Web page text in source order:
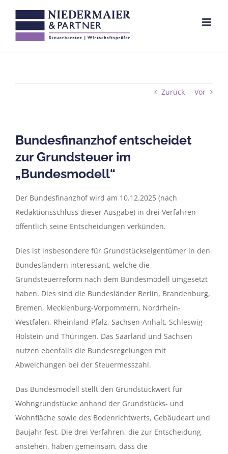
Inhalt
springen
Zurück Vor
Bundesfinanzhof entscheidet
zur Grundsteuer im
„Bundesmodell“
Der Bundesfinanzhof wird am 10.12.2025 (nach
Redaktionsschluss dieser Ausgabe) in drei Verfahren
öffentlich seine Entscheidungen verkünden.
Dies ist insbesondere für Grundstückseigentümer in den
Bundesländern interessant, welche die
Grundsteuerreform nach dem Bundesmodell umgesetzt
haben. Dies sind die Bundesländer Berlin, Brandenburg,
Bremen, Mecklenburg-Vorpommern, Nordrhein-
Westfalen, Rheinland-Pfalz, Sachsen-Anhalt, Schleswig-
Holstein und Thüringen. Das Saarland und Sachsen
nutzen ebenfalls die Bundesregelungen mit
Abweichungen bei der Steuermesszahl.
Das Bundesmodell stellt den Grundstückwert für
Wohngrundstücke anhand der Grundstücks- und
Wohnfläche sowie des Bodenrichtwerts, Gebäudeart und
Baujahr fest. Die drei Verfahren, die zur Entscheidung
anstehen, haben gemeinsam, dass die